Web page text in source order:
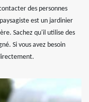
des personnes
est un jardinier
Sachez qu'il utilise des
Si vous avez besoin